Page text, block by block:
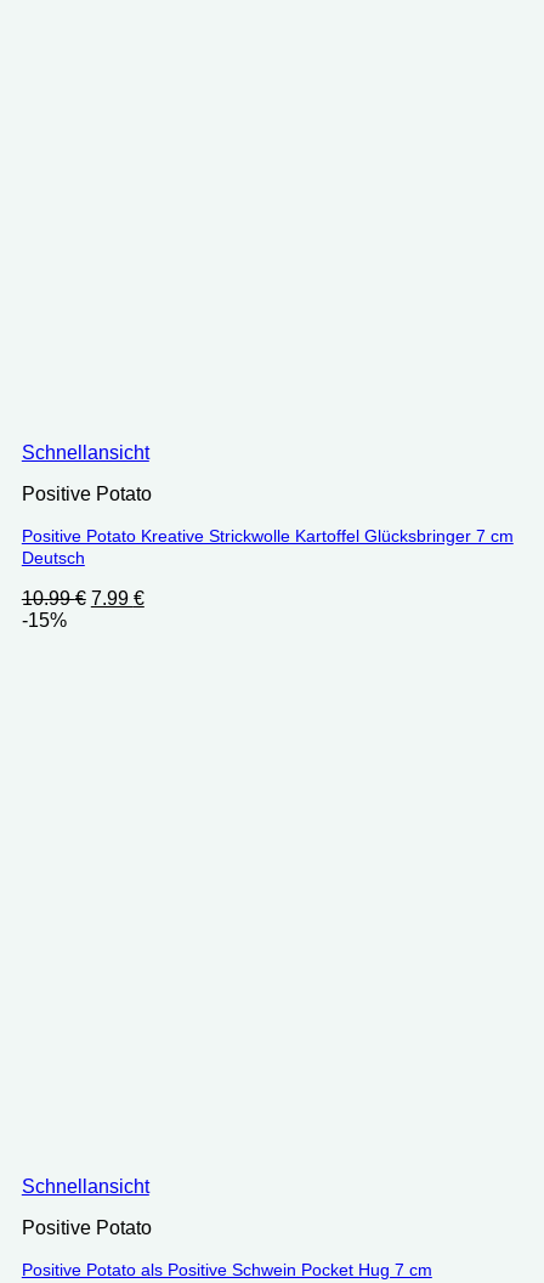
Schnellansicht
Positive Potato
Positive Potato Kreative Strickwolle Kartoffel Glücksbringer 7 cm
Deutsch
10.99€ Ursprünglicher
7.99 €Aktueller
-15%
Schnellansicht
Positive Potato
Positive Potato als Positive Schwein Pocket Hug 7 cm